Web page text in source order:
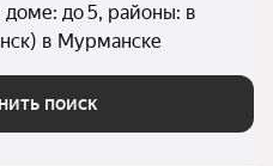
доме: до 5, районы: в
в Мурманске
поиск